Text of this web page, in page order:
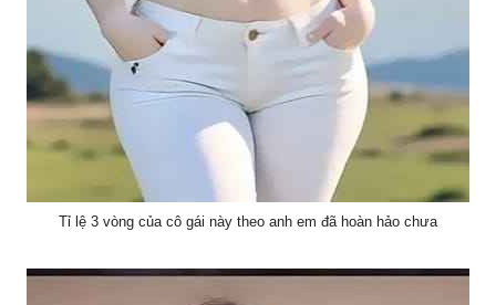
Tỉ lệ 3 vòng của cô gái này theo anh em đã hoàn hảo chưa